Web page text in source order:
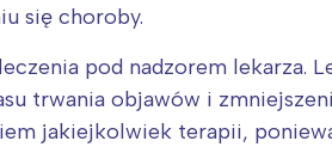
się choroby.
pod nadzorem lekarza.
trwania objawów i
jakiejkolwiek terapii,
Kraków
Południe
Północ
Wszystkie